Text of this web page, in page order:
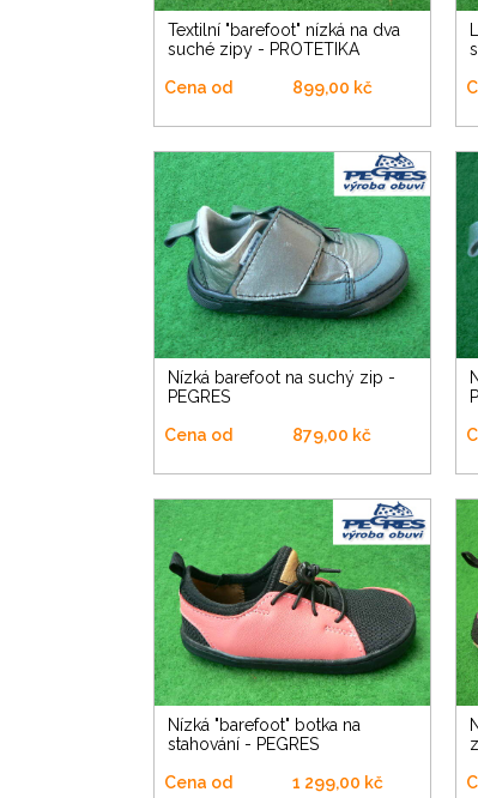
Textilní "barefoot" nízká na dva
suché zipy - PROTETIKA
Cena od 899,00 kč
Látková "barefoot" nízká na dva
Nízká barefoot na suchý zip -
PEGRES
Cena od 879,00 kč
Nízká barefoot na suchý zip -
Nízká "barefoot" botka na
stahování - PEGRES
Cena od 1 299,00 kč
Nízká "barefoot" botka na suchý